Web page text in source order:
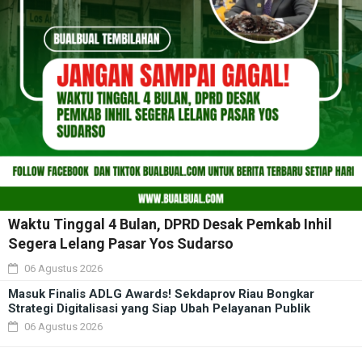
Waktu Tinggal 4 Bulan, DPRD Desak Pemkab Inhil
Segera Lelang Pasar Yos Sudarso
06 Agustus 2026
Masuk Finalis ADLG Awards! Sekdaprov Riau Bongkar
Strategi Digitalisasi yang Siap Ubah Pelayanan Publik
06 Agustus 2026